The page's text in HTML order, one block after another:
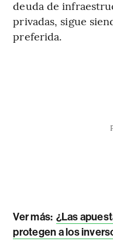
deuda de
privadas, sigue
preferida.
Ver más: ¿Las
protegen a los